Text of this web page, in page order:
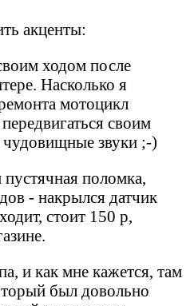
акценты:
ходом после
Насколько я
мотоцикл
своим
чудовищные звуки ;-)
поломка,
- накрылся датчик
стоит 150 р,
и как мне кажется, там
был довольно